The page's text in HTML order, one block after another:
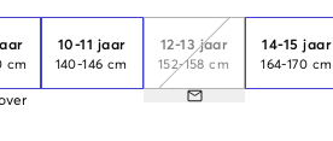
cm
10-11 jaar
140-146 cm
12-13 jaar
152-158 cm
14-15 jaar
164-170 cm